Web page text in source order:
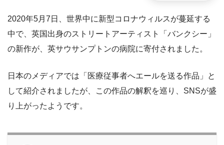
2020年5月7日、世界中に新型コロナウィルスが蔓延する
中で、英国出身のストリートアーティスト「バンクシー」
の新作が、英サウサンプトンの病院に寄付されました。
日本のメディアでは「医療従事者へエールを送る作品」と
して紹介されましたが、この作品の解釈を巡り、SNSが盛
り上がったようです。